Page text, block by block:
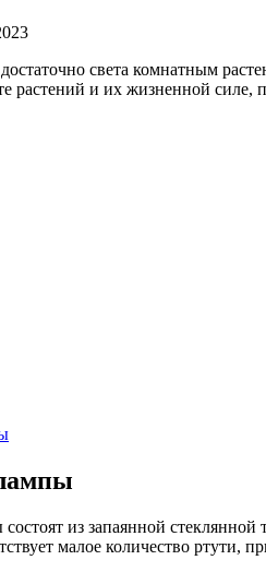
света комнатным
растений и их жизненной
из запаянной
малое количество ртути,